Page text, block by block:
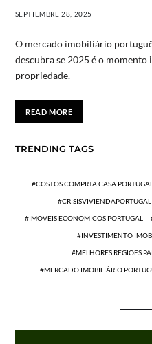
SEPTIEMBRE 28, 2025
O mercado imobiliário
descubra se 2025 é o momento
propriedade.
READ MORE
TRENDING TAGS
COSTOS COMPRTA CASA PORTUGAL
CRISISVIVIENDAPORTUGAL
IMÓVEIS ECONÓMICOS PORTUGAL
INVESTIMENTO
MELHORES REGIÕES
MERCADO IMOBILIÁRIO